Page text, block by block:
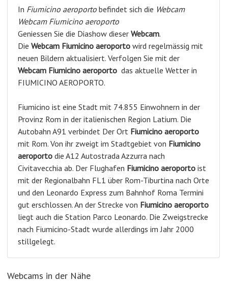
In Fiumicino aeroporto befindet sich die Webcam
Webcam Fiumicino aeroporto
Geniessen Sie die Diashow dieser Webcam.
Die Webcam Fiumicino aeroporto wird regelmässig mit
neuen Bildern aktualisiert. Verfolgen Sie mit der
Webcam Fiumicino aeroporto das aktuelle Wetter in
FIUMICINO AEROPORTO.
Fiumicino ist eine Stadt mit 74.855 Einwohnern in der
Provinz Rom in der italienischen Region Latium. Die
Autobahn A91 verbindet Der Ort Fiumicino aeroporto
mit Rom. Von ihr zweigt im Stadtgebiet von Fiumicino
aeroporto die A12 Autostrada Azzurra nach
Civitavecchia ab. Der Flughafen Fiumicino aeroporto ist
mit der Regionalbahn FL1 über Rom-Tiburtina nach Orte
und den Leonardo Express zum Bahnhof Roma Termini
gut erschlossen. An der Strecke von Fiumicino aeroporto
liegt auch die Station Parco Leonardo. Die Zweigstrecke
nach Fiumicino-Stadt wurde allerdings im Jahr 2000
stillgelegt.
Webcams in der Nähe